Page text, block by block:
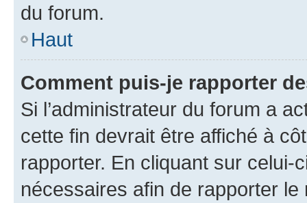
du forum.
Haut
Comment puis-je rapporter
Si l’administrateur du forum a
cette fin devrait être affiché à
rapporter. En cliquant sur
nécessaires afin de rapporter le